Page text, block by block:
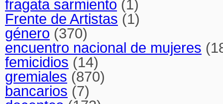
fragata sarmiento (1)
Frente de Artistas (1)
género (370)
encuentro nacional de mujeres
femicidios (14)
gremiales (870)
bancarios (7)